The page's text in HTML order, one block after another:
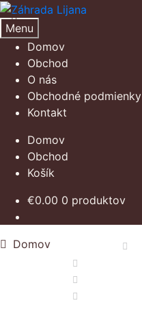
Preskočiť
na
navigáciu
Preskočiť
na
obsah
Menu
Domov
Obchod
O nás
Obchodné podmienky
Kontakt
Domov
Obchod
Košík
€0.00 0 produktov
Domov